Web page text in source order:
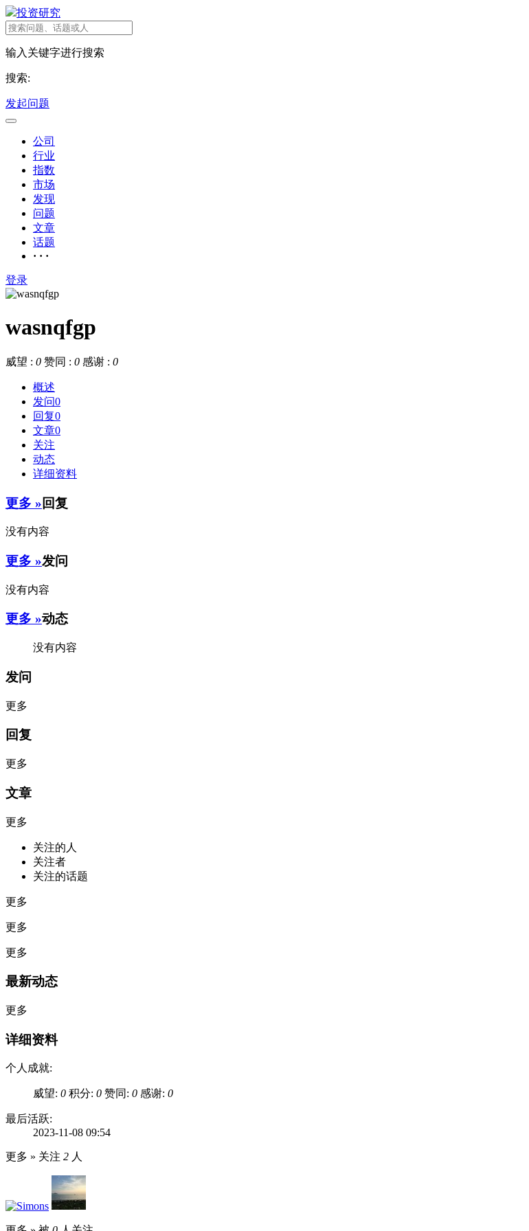
投资研究
输入关键字进行搜索
搜索:
发起问题
公司
行业
指数
市场
发现
问题
文章
话题
· · ·
登录
wasnqfgp
威望 : 0 赞同 : 0 感谢 : 0
概述
发问0
回复0
文章0
关注
动态
详细资料
更多 »回复
没有内容
更多 »发问
没有内容
更多 »动态
没有内容
发问
更多
回复
更多
文章
更多
关注的人
关注者
关注的话题
更多
更多
更多
最新动态
更多
详细资料
个人成就:
威望: 0 积分: 0 赞同: 0 感谢: 0
最后活跃:
2023-11-08 09:54
更多 » 关注 2 人